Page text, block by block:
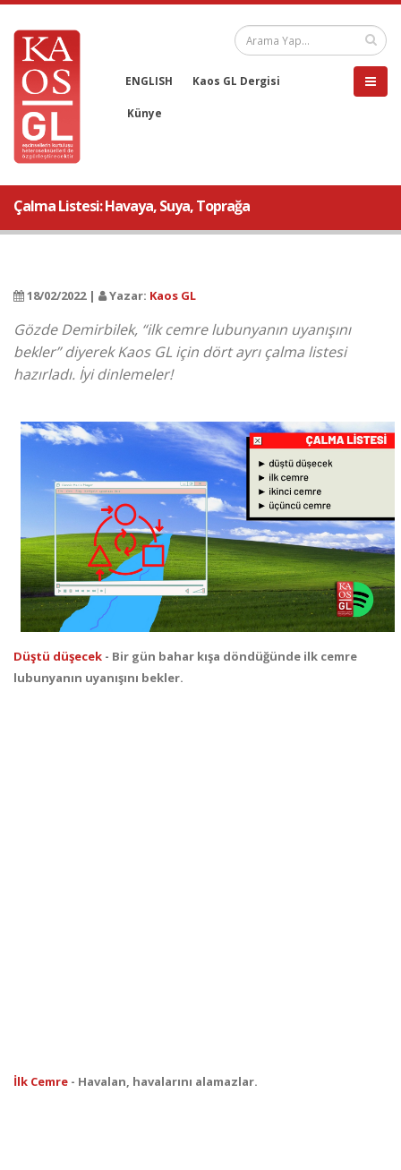
ENGLISH Kaos GL Dergisi
Künye
Çalma Listesi: Havaya, Suya, Toprağa
18/02/2022 | Yazar: Kaos GL
Gözde Demirbilek, “ilk cemre lubunyanın uyanışını
bekler” diyerek Kaos GL için dört ayrı çalma listesi
hazırladı. İyi dinlemeler!
Düştü düşecek - Bir gün bahar kışa döndüğünde ilk cemre
lubunyanın uyanışını bekler.
İlk Cemre - Havalan, havalarını alamazlar.